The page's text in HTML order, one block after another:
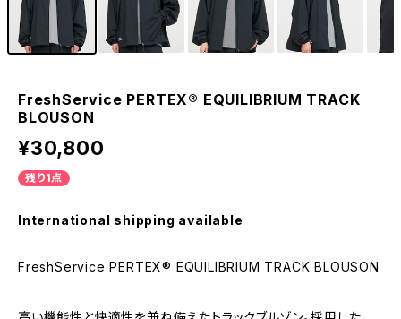
FreshService PERTEX® EQUILIBRIUM TRACK
BLOUSON
¥30,800
残り1点
International shipping available
FreshService PERTEX® EQUILIBRIUM TRACK BLOUSON